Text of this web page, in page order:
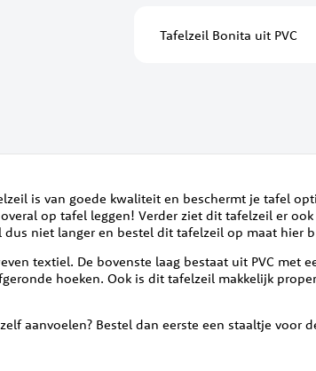
Tafelzeil Bonita uit PVC
is van goede kwaliteit en beschermt je tafel
op tafel leggen! Verder ziet dit tafelzeil er
niet langer en bestel dit tafelzeil op maat hier
textiel. De bovenste laag bestaat uit PVC met
hoeken. Ook is dit tafelzeil makkelijk
aanvoelen? Bestel dan eerste een staaltje voor